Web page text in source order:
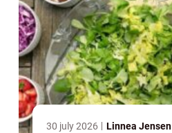
30 july 2026 Linnea Jensen